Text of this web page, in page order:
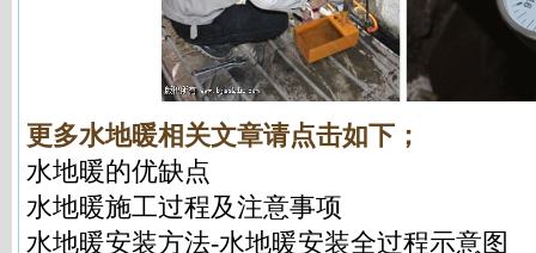
更多水地暖相关文章请点击如下；
水地暖的优缺点
水地暖施工过程及注意事项
水地暖安装方法-水地暖安装全过程示意图